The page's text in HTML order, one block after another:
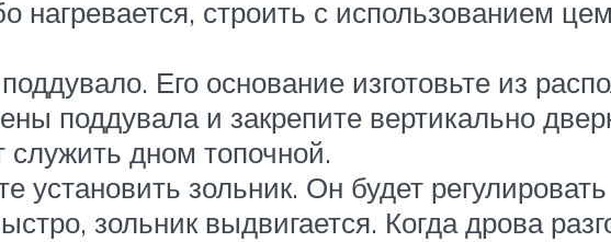
строить с использованием
Его основание изготовьте из
поддувала и закрепите вертикально
служить дном топочной.
установить зольник. Он будет
зольник выдвигается. Когда дрова